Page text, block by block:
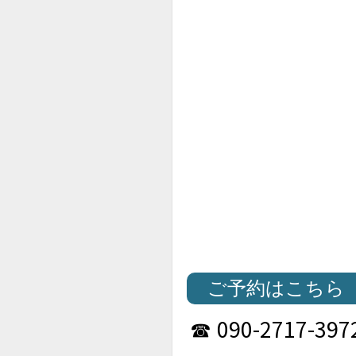
ご予約はこちら
☎ 090-2717-